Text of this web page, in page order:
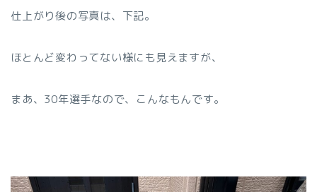
仕上がり後の写真は、下記。
ほとんど変わってない様にも見えますが、
まあ、30年選手なので、こんなもんです。